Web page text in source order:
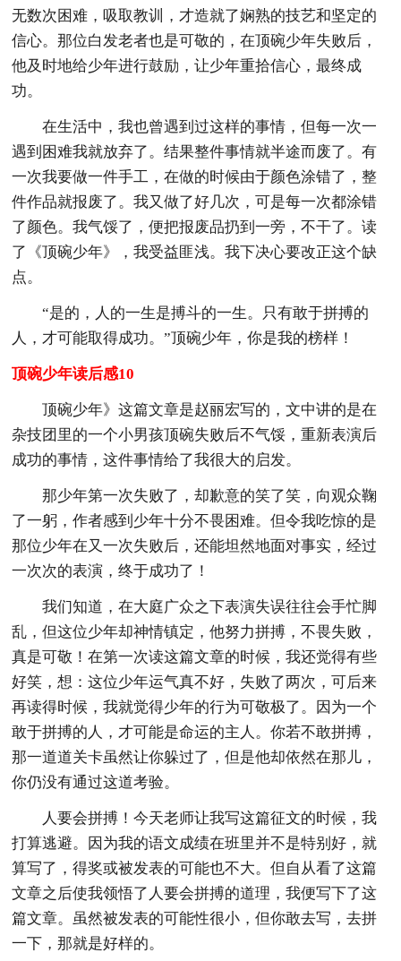
无数次困难，吸取教训，才造就了娴熟的技艺和坚定的
信心。那位白发老者也是可敬的，在顶碗少年失败后，
他及时地给少年进行鼓励，让少年重拾信心，最终成
功。
在生活中，我也曾遇到过这样的事情，但每一次一
遇到困难我就放弃了。结果整件事情就半途而废了。有
一次我要做一件手工，在做的时候由于颜色涂错了，整
件作品就报废了。我又做了好几次，可是每一次都涂错
了颜色。我气馁了，便把报废品扔到一旁，不干了。读
了《顶碗少年》，我受益匪浅。我下决心要改正这个缺
点。
“是的，人的一生是搏斗的一生。只有敢于拼搏的
人，才可能取得成功。”顶碗少年，你是我的榜样！
顶碗少年读后感10
顶碗少年》这篇文章是赵丽宏写的，文中讲的是在
杂技团里的一个小男孩顶碗失败后不气馁，重新表演后
成功的事情，这件事情给了我很大的启发。
那少年第一次失败了，却歉意的笑了笑，向观众鞠
了一躬，作者感到少年十分不畏困难。但令我吃惊的是
那位少年在又一次失败后，还能坦然地面对事实，经过
一次次的表演，终于成功了！
我们知道，在大庭广众之下表演失误往往会手忙脚
乱，但这位少年却神情镇定，他努力拼搏，不畏失败，
真是可敬！在第一次读这篇文章的时候，我还觉得有些
好笑，想：这位少年运气真不好，失败了两次，可后来
再读得时候，我就觉得少年的行为可敬极了。因为一个
敢于拼搏的人，才可能是命运的主人。你若不敢拼搏，
那一道道关卡虽然让你躲过了，但是他却依然在那儿，
你仍没有通过这道考验。
人要会拼搏！今天老师让我写这篇征文的时候，我
打算逃避。因为我的语文成绩在班里并不是特别好，就
算写了，得奖或被发表的可能也不大。但自从看了这篇
文章之后使我领悟了人要会拼搏的道理，我便写下了这
篇文章。虽然被发表的可能性很小，但你敢去写，去拼
一下，那就是好样的。